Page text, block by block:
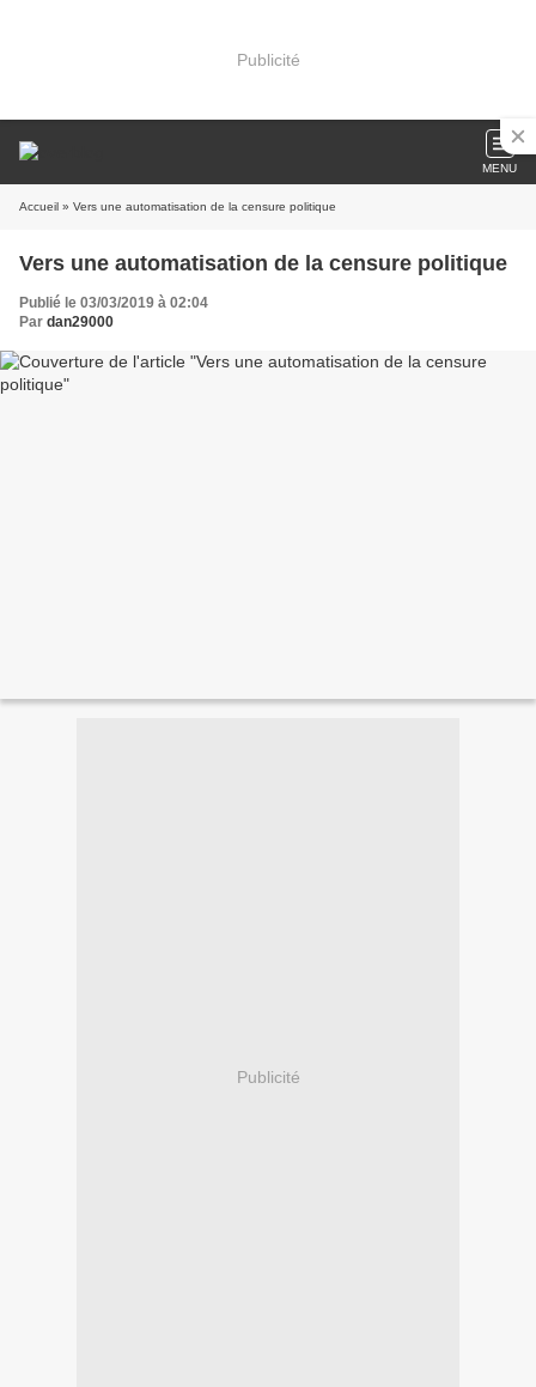
Publicité
MENU
Accueil » Vers une automatisation de la censure politique
Vers une automatisation de la censure politique
Publié le 03/03/2019 à 02:04
Par dan29000
Publicité